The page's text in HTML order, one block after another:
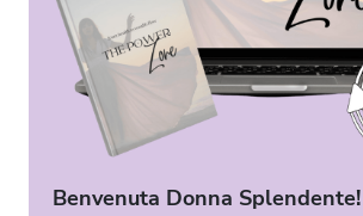
Benvenuta Donna Splendente!